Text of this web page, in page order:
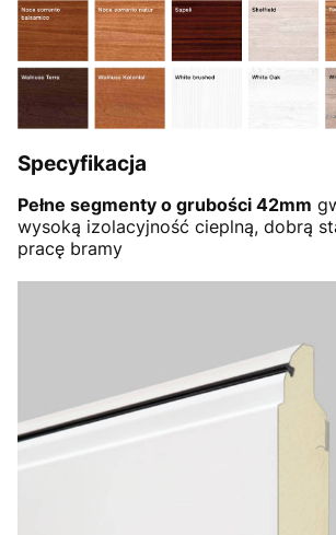
Specyfikacja
Pełne segmenty o grubości 42mm
wysoką izolacyjność cieplną, dobrą
pracę bramy